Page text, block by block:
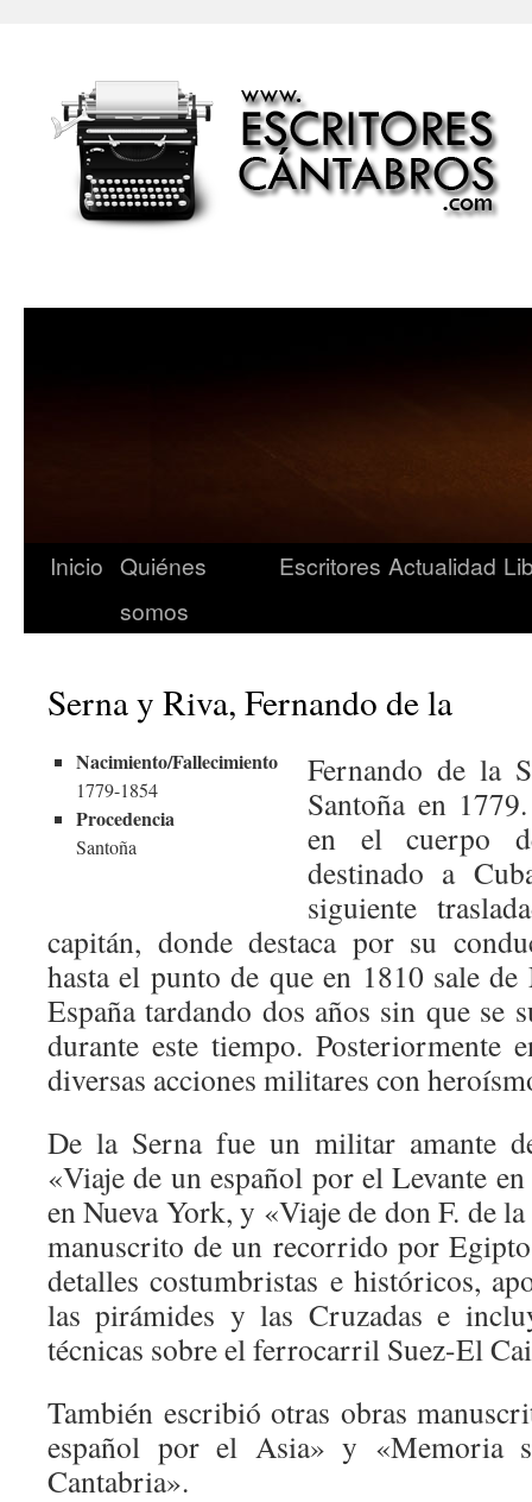
Inicio Quiénes
somos
Escritores Actualidad
Serna y Riva, Fernando de la
Nacimiento/Fallecimiento
1779-1854
Procedencia
Santoña
Fernando de la
Santoña en
en el cuerpo
destinado a
siguiente
capitán, donde destaca por su
hasta el punto de que en 1810 sale
España tardando dos años sin que se
durante este tiempo. Posteriormente
diversas acciones militares con
De la Serna fue un militar amante
«Viaje de un español por el Levante
en Nueva York, y «Viaje de don F. de
manuscrito de un recorrido por
detalles costumbristas e históricos,
las pirámides y las Cruzadas e
técnicas sobre el ferrocarril Suez-El
También escribió otras obras
español por el Asia» y «Memoria
Cantabria».